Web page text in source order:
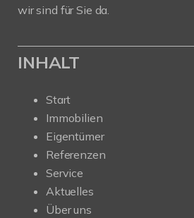
wir sind für Sie da.
INHALT
Start
Immobilien
Eigentümer
Referenzen
Service
Aktuelles
Über uns